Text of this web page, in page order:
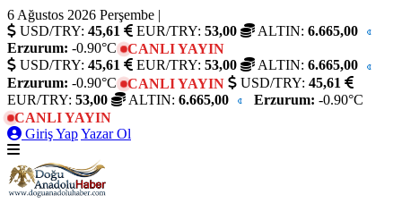
6 Ağustos 2026 Perşembe |
USD/TRY: 45,61 EUR/TRY: 53,00 ALTIN: 6.665,00
Erzurum: -0.90°C
CANLI YAYIN
USD/TRY: 45,61 EUR/TRY: 53,00 ALTIN: 6.665,00
Erzurum: -0.90°C CANLI YAYIN USD/TRY: 45,61
EUR/TRY: 53,00 ALTIN: 6.665,00 Erzurum: -0.90°C
CANLI YAYIN
Giriş YapYazar Ol